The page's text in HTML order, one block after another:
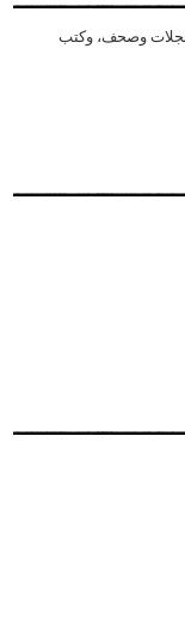
وصحف، وكتب